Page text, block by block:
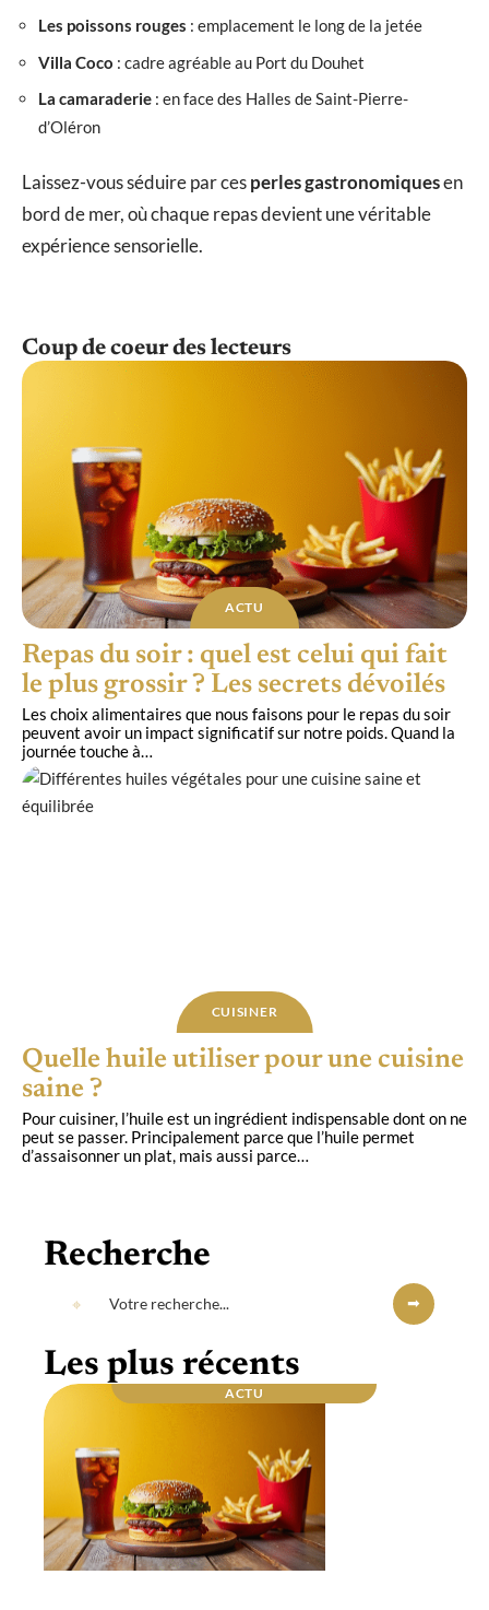
Les poissons rouges : emplacement le long de la jetée
Villa Coco : cadre agréable au Port du Douhet
La camaraderie : en face des Halles de Saint-Pierre-
d’Oléron
Laissez-vous séduire par cesperles gastronomiquesen
bord de mer, où chaque repas devient une véritable
expérience sensorielle.
Coup de coeur des lecteurs
ACTU
Repas du soir : quel est celui qui fait
le plus grossir ? Les secrets dévoilés
Les choix alimentaires que nous faisons pour le repas du soir
peuvent avoir un impact significatif sur notre poids. Quand la
journée touche à…
CUISINER
Quelle huile utiliser pour une cuisine
saine ?
Pour cuisiner, l’huile est un ingrédient indispensable dont on ne
peut se passer. Principalement parce que l’huile permet
d’assaisonner un plat, mais aussi parce
Recherche
Les plus récents
ACTU